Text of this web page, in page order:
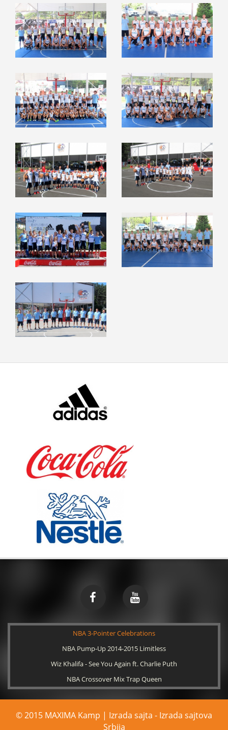
NBA 3-Pointer Celebrations
NBA Pump-Up 2014-2015 Limitless
Wiz Khalifa - See You Again ft. Charlie Puth
NBA Crossover Mix Trap Queen
© 2015 MAXIMA Kamp | Izrada sajta - Izrada sajtova
Srbija